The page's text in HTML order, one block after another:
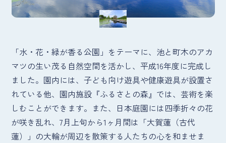
「水・花・緑が香る公園」をテーマに、池と町木のアカ
マツの生い茂る自然空間を活かし、平成16年度に完成し
ました。園内には、子ども向け遊具や健康遊具が設置さ
れている他、園内施設『ふるさとの森』では、芸術を楽
しむことができます。また、日本庭園には四季折々の花
が咲き乱れ、7月上旬から1ヶ月間は「大賀蓮（古代
蓮）」の大輪が周辺を散策する人たちの心を和ませま